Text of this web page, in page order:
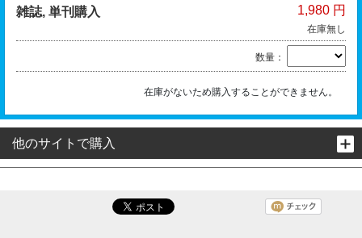
雑誌, 単刊購入 1,980 円
在庫無し
数量：
在庫がないため購入することができません。
他のサイトで購入